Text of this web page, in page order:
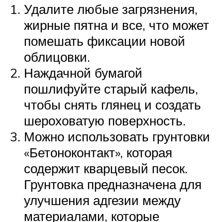
Удалите любые загрязнения,
жирные пятна и все, что может
помешать фиксации новой
облицовки.
Наждачной бумагой
пошлифуйте старый кафель,
чтобы снять глянец и создать
шероховатую поверхность.
Можно использовать грунтовки
«Бетоноконтакт», которая
содержит кварцевый песок.
Грунтовка предназначена для
улучшения адгезии между
материалами, которые